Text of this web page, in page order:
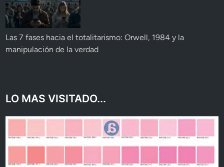
Las 7 fases hacia el totalitarismo: Orwell, 1984 y la
manipulación de la verdad
LO MAS VISITADO...